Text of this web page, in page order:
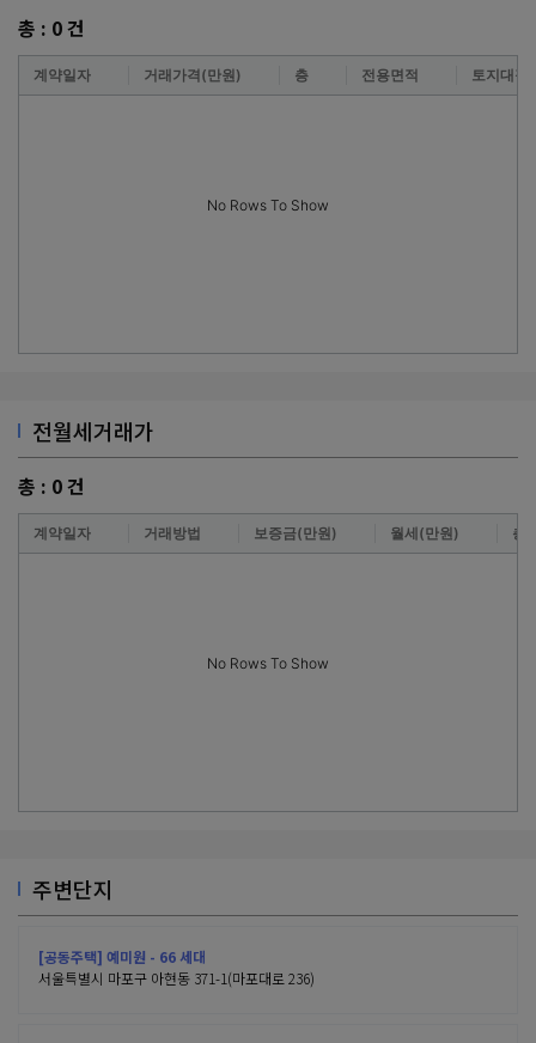
총 : 0건
계약일자 거래가격(만원) 층 전용면적 토지대장
No Rows To Show
전월세거래가
총 : 0건
계약일자 거래방법 보증금(만원) 월세(만원) 층
No Rows To Show
주변단지
[공동주택] 예미원 - 66 세대
서울특별시 마포구 아현동 371-1(마포대로 236)